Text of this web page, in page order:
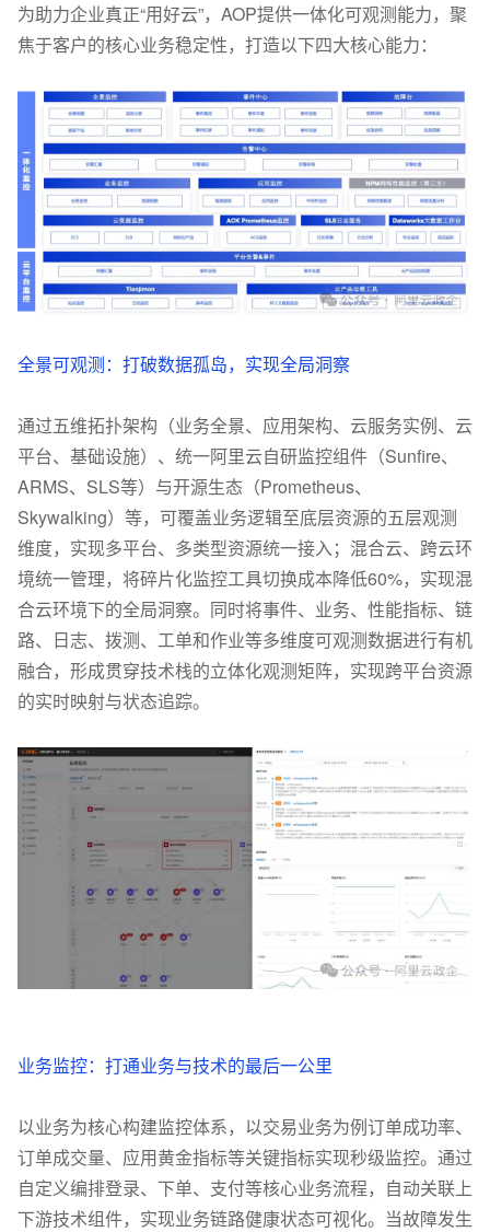
为助力企业真正“用好云”，AOP提供一体化可观测能力，聚
焦于客户的核心业务稳定性，打造以下四大核心能力：
全景可观测：打破数据孤岛，实现全局洞察
通过五维拓扑架构（业务全景、应用架构、云服务实例、云
平台、基础设施）、统一阿里云自研监控组件（Sunfire、
ARMS、SLS等）与开源生态（Prometheus、
Skywalking）等，可覆盖业务逻辑至底层资源的五层观测
维度，实现多平台、多类型资源统一接入；混合云、跨云环
境统一管理，将碎片化监控工具切换成本降低60%，实现混
合云环境下的全局洞察。同时将事件、业务、性能指标、链
路、日志、拨测、工单和作业等多维度可观测数据进行有机
融合，形成贯穿技术栈的立体化观测矩阵，实现跨平台资源
的实时映射与状态追踪。
业务监控：打通业务与技术的最后一公里
以业务为核心构建监控体系，以交易业务为例订单成功率、
订单成交量、应用黄金指标等关键指标实现秒级监控。通过
自定义编排登录、下单、支付等核心业务流程，自动关联上
下游技术组件，实现业务链路健康状态可视化。当故障发生